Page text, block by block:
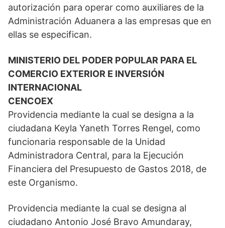
autorización para operar como auxiliares de la
Administración Aduanera a las empresas que en
ellas se especifican.
MINISTERIO DEL PODER POPULAR PARA EL
COMERCIO EXTERIOR E INVERSIÓN
INTERNACIONAL
CENCOEX
Providencia mediante la cual se designa a la
ciudadana Keyla Yaneth Torres Rengel, como
funcionaria responsable de la Unidad
Administradora Central, para la Ejecución
Financiera del Presupuesto de Gastos 2018, de
este Organismo.
Providencia mediante la cual se designa al
ciudadano Antonio José Bravo Amundaray,